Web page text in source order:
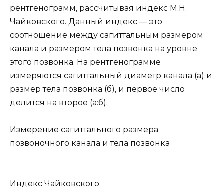
рентгенограмм, рассчитывая индекс М.Н.
Чайковского. Данный индекс — это
соотношение между сагиттальным размером
канала и размером тела позвонка на уровне
этого позвонка. На рентгенограмме
измеряются сагиттальный диаметр канала (а) и
размер тела позвонка (б), и первое число
делится на второе (а:б).
Измерение сагиттального размера
позвоночного канала и тела позвонка
Индекс Чайковского